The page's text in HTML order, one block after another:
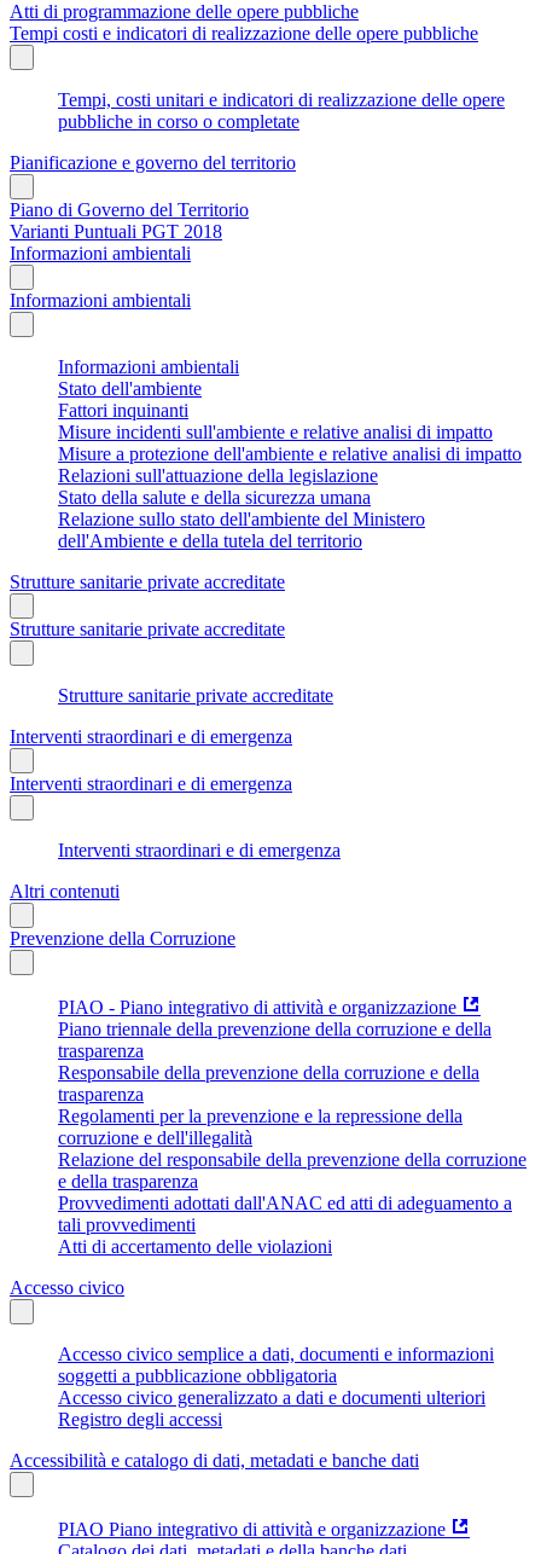
Atti di programmazione delle opere pubbliche
Tempi costi e indicatori di realizzazione delle opere pubbliche
Tempi, costi unitari e indicatori di realizzazione delle opere
pubbliche in corso o completate
Pianificazione e governo del territorio
Piano di Governo del Territorio
Varianti Puntuali PGT 2018
Informazioni ambientali
Informazioni ambientali
Informazioni ambientali
Stato dell'ambiente
Fattori inquinanti
Misure incidenti sull'ambiente e relative analisi di impatto
Misure a protezione dell'ambiente e relative analisi di impatto
Relazioni sull'attuazione della legislazione
Stato della salute e della sicurezza umana
Relazione sullo stato dell'ambiente del Ministero
dell'Ambiente e della tutela del territorio
Strutture sanitarie private accreditate
Strutture sanitarie private accreditate
Strutture sanitarie private accreditate
Interventi straordinari e di emergenza
Interventi straordinari e di emergenza
Interventi straordinari e di emergenza
Altri contenuti
Prevenzione della Corruzione
PIAO - Piano integrativo di attività e organizzazione
Piano triennale della prevenzione della corruzione e della
trasparenza
Responsabile della prevenzione della corruzione e della
trasparenza
Regolamenti per la prevenzione e la repressione della
corruzione e dell'illegalità
Relazione del responsabile della prevenzione della corruzione
e della trasparenza
Provvedimenti adottati dall'ANAC ed atti di adeguamento a
tali provvedimenti
Atti di accertamento delle violazioni
Accesso civico
Accesso civico semplice a dati, documenti e informazioni
soggetti a pubblicazione obbligatoria
Accesso civico generalizzato a dati e documenti ulteriori
Registro degli accessi
Accessibilità e catalogo di dati, metadati e banche dati
PIAO Piano integrativo di attività e organizzazione